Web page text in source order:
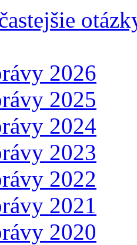
2026
2025
2024
2023
2022
2021
2020